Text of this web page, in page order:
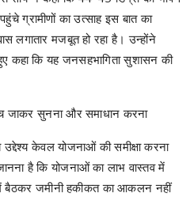
ग्रामीणों का उत्साह इस बात का
लगातार मजबूत हो रहा है। उन्होंने
कहा कि यह जनसहभागिता सुशासन की
जाकर सुनना और समाधान करना
केवल योजनाओं की समीक्षा करना
है कि योजनाओं का लाभ वास्तव में
बैठकर जमीनी हकीकत का आकलन नहीं